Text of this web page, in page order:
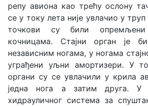
репу авиона као трећу ослону
се у току лета није увлачио у
точкови су били опремљени
кочницама. Стајни орган је
независним ногама, у ногама
уграђени уљни амортизери. У
органи су се увлачили у крила
једна нога а затим друга. У
хидрауличног система за